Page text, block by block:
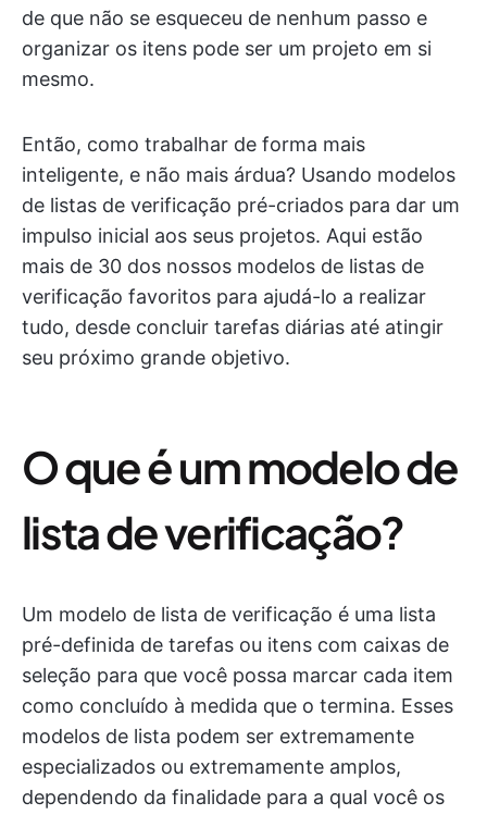
de que não se esqueceu de nenhum passo e
organizar os itens pode ser um projeto em si
mesmo.
Então, como trabalhar de forma mais
inteligente, e não mais árdua? Usando modelos
de listas de verificação pré-criados para dar um
impulso inicial aos seus projetos. Aqui estão
mais de 30 dos nossos modelos de listas de
verificação favoritos para ajudá-lo a realizar
tudo, desde concluir tarefas diárias até atingir
seu próximo grande objetivo.
O que é um modelo de
lista de verificação?
Um modelo de lista de verificação é uma lista
pré-definida de tarefas ou itens com caixas de
seleção para que você possa marcar cada item
como concluído à medida que o termina. Esses
modelos de lista podem ser extremamente
especializados ou extremamente amplos,
dependendo da finalidade para a qual você os